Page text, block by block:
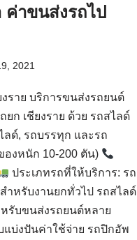
ค่าขนส่งรถไป
2021
งราย บริการขนส่งรถยนต์
ยก เชียงราย ด้วย รถสไลด์
ลด์, รถบรรทุก และรถ
องหนัก 10-200 ตัน)
ประเภทรถที่ให้บริการ: รถ
สำหรับงานยกทั่วไป รถสไลด์
หรับขนส่งรถยนต์หลาย
บ่งปันค่าใช้จ่าย รถปิกอัพ